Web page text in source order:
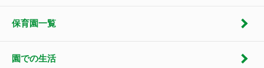
保育園一覧
園での生活